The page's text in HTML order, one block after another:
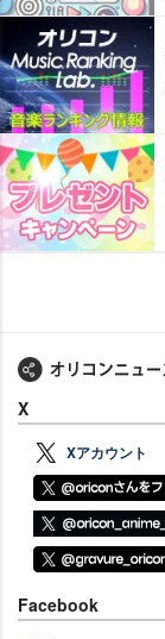
X
Xアカウント
Facebook